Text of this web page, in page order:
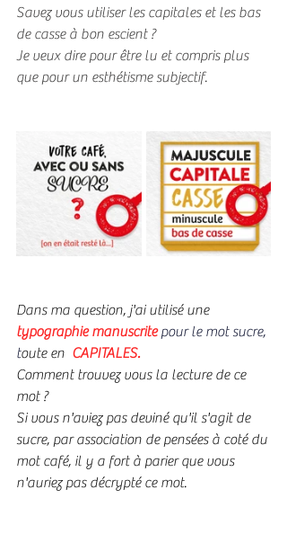
Savez vous utiliser les capitales et les bas
de casse à bon escient ?
Je veux dire pour être lu et compris plus
que pour un esthétisme subjectif.
Dans ma question, j'ai utilisé une
typographie manuscrite pour le mot sucre,
toute en CAPITALES.
Comment trouvez vous la lecture de ce
mot ?
Si vous n'aviez pas deviné qu'il s'agit de
sucre, par association de pensées à coté du
mot café, il y a fort à parier que vous
n'auriez pas décrypté ce mot.